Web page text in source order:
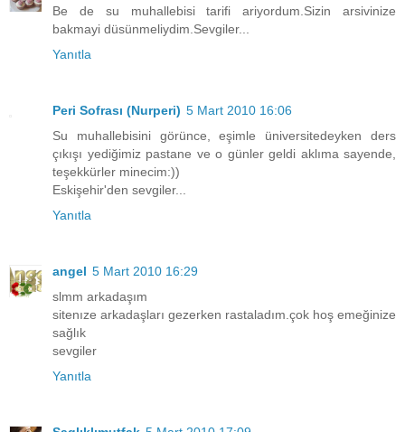
Be de su muhallebisi tarifi ariyordum.Sizin arsivinize
bakmayi düsünmeliydim.Sevgiler...
Yanıtla
Peri Sofrası (Nurperi) 5 Mart 2010 16:06
Su muhallebisini görünce, eşimle üniversitedeyken ders
çıkışı yediğimiz pastane ve o günler geldi aklıma sayende,
teşekkürler minecim:))
Eskişehir'den sevgiler...
Yanıtla
angel 5 Mart 2010 16:29
slmm arkadaşım
sitenıze arkadaşları gezerken rastaladım.çok hoş emeğinize
sağlık
sevgiler
Yanıtla